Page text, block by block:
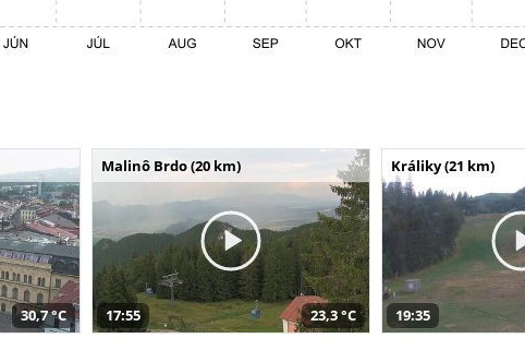
30,7 °C
Malinô Brdo (20 km)
17:55 23,3 °C
Králiky (21 km)
19:35